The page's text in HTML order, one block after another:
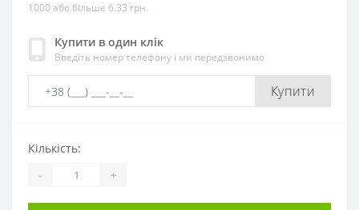
1000 або більше 6.33 грн.
Купити в один клік
Введіть номер телефону і ми передзвонимо
Купити
Кількість:
- +